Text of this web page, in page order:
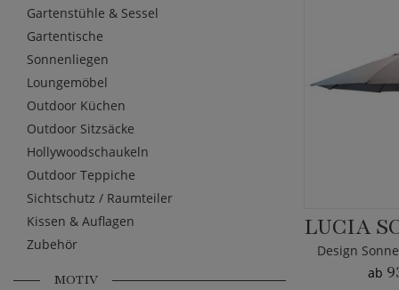
ab
Gartenstühle & Sessel
Gartentische
Sonnenliegen
Loungemöbel
Outdoor Küchen
Outdoor Sitzsäcke
Hollywoodschaukeln
Outdoor Teppiche
Sichtschutz / Raumteiler
Kissen & Auflagen
Zubehör
MOTIV